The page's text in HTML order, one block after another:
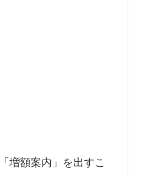
増額案内」を出すこ